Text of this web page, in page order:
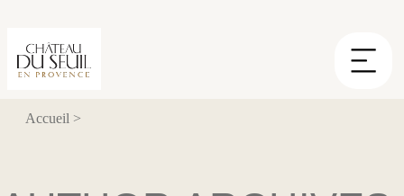
Accueil >